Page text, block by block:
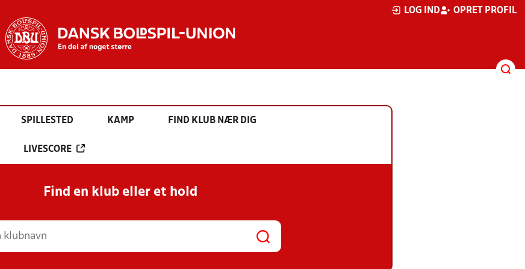
LOG IND OPRET PROFIL
SPILLESTED KAMP FIND KLUB NÆR DIG
LIVESCORE
Find en klub eller et hold